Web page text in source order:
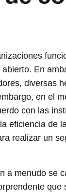
En
diversas
en el
con las
eficiencia de
realizar un
a menudo se